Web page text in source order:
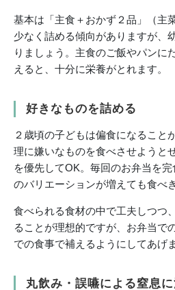
基本は「主食＋おかず２品」（主
少なく詰める傾向がありますが、
りましょう。主食のご飯やパンに
えると、十分に栄養がとれます。
好きなものを詰める
２歳頃の子どもは偏食になること
理に嫌いなものを食べさせようと
を優先してOK。毎回のお弁当を
のバリエーションが増えても食べ
食べられる食材の中で工夫しつつ
ることが理想的ですが、お弁当で
での食事で補えるようにしてあげ
丸飲み・誤嚥による窒息に